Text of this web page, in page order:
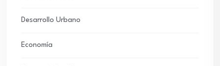
Desarrollo Urbano
Economía